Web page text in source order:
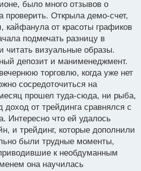
было много отзывов о
Открыла демо-счет,
кайфанула от красоты графиков
подмечать разницу в
читать визуальные образы.
депозит и манименеджмент.
торговлю, когда уже нет
сосредоточиться на
прошел туда-сюда, ни рыба,
доход от трейдинга сравнялся с
Интересно что ей удалось
и трейдинг, которые дополнили
были трудные моменты,
к необдуманным
она научилась